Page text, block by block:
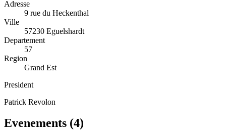
Adresse
9 rue du Heckenthal
Ville
57230 Eguelshardt
Departement
57
Region
Grand Est
President
Patrick Revolon
Evenements (4)